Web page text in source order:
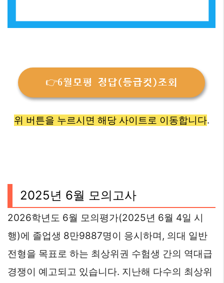
👉6월모평 정답(등급컷)조회
위 버튼을 누르시면 해당 사이트로 이동합니다.
2025년 6월 모의고사
2026학년도 6월 모의평가(2025년 6월 4일 시
행)에 졸업생 8만9887명이 응시하며, 의대 일반
전형을 목표로 하는 최상위권 수험생 간의 역대급
경쟁이 예고되고 있습니다. 지난해 다수의 최상위